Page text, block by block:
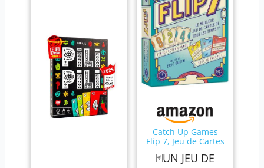
Catch Up Games
Flip 7, Jeu de Cartes
Joueurs dès 8 Ans
🃏UN JEU DE